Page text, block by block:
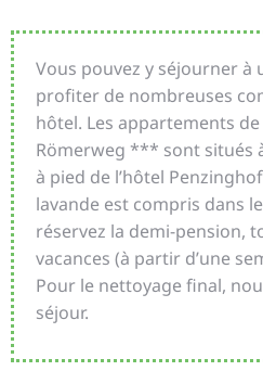
Vous pouvez y séjourner à
profiter de nombreuses
hôtel. Les appartements de
Römerweg *** sont situés
à pied de l’hôtel
lavande est compris dans
réservez la demi-pension,
vacances (à partir d’une
Pour le nettoyage final,
séjour.